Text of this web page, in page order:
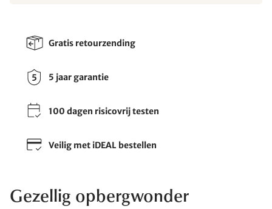
Gratis retourzending
5 jaar garantie
100 dagen risicovrij testen
Veilig met iDEAL bestellen
Gezellig opbergwonder